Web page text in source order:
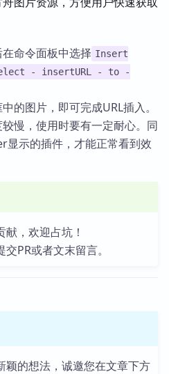
命令面板中选择 Insert
- insertURL - to -
的图片，即可完成URL插入。
慢，使用时要有一定耐心。同
显示的插件，才能正常看到效
，欢迎占坑！
PR或者文末留言。
颖的想法，诚邀您在文章下方